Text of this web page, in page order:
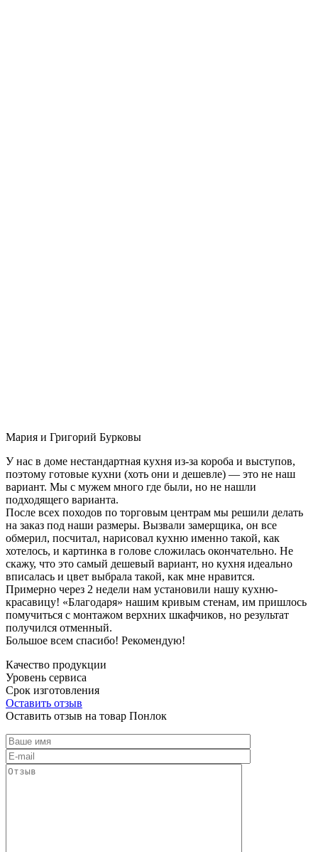
Мария и Григорий Бурковы
У нас в доме нестандартная кухня из-за короба и выступов,
поэтому готовые кухни (хоть они и дешевле) — это не наш
вариант. Мы с мужем много где были, но не нашли
подходящего варианта.
После всех походов по торговым центрам мы решили делать
на заказ под наши размеры. Вызвали замерщика, он все
обмерил, посчитал, нарисовал кухню именно такой, как
хотелось, и картинка в голове сложилась окончательно. Не
скажу, что это самый дешевый вариант, но кухня идеально
вписалась и цвет выбрала такой, как мне нравится.
Примерно через 2 недели нам установили нашу кухню-
красавицу! «Благодаря» нашим кривым стенам, им пришлось
помучиться с монтажом верхних шкафчиков, но результат
получился отменный.
Большое всем спасибо! Рекомендую!
Качество продукции
Уровень сервиса
Срок изготовления
Оставить отзыв
Оставить отзыв на товар Понлок